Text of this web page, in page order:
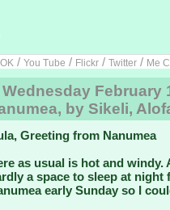
/ You Tube / Flickr / Twitter / Me
Wednesday February
by Sikeli,
Greeting from Nanumea
as usual is hot and
a space to sleep at
early Sunday so I